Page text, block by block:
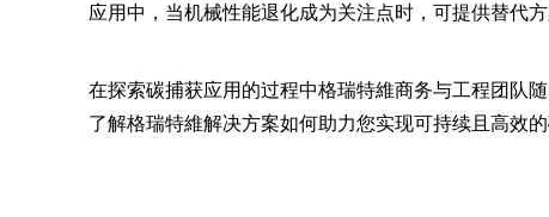
应用中，当机械性能退化成为关注点时，可提供替代方
在探索碳捕获应用的过程中格瑞特維商务与工程团队
了解格瑞特維解决方案如何助力您实现可持续且高效的